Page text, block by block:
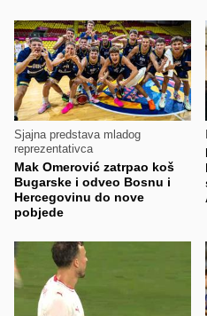
Sjajna predstava mladog
reprezentativca
Mak Omerović zatrpao koš
Bugarske i odveo Bosnu i
Hercegovinu do nove
pobjede